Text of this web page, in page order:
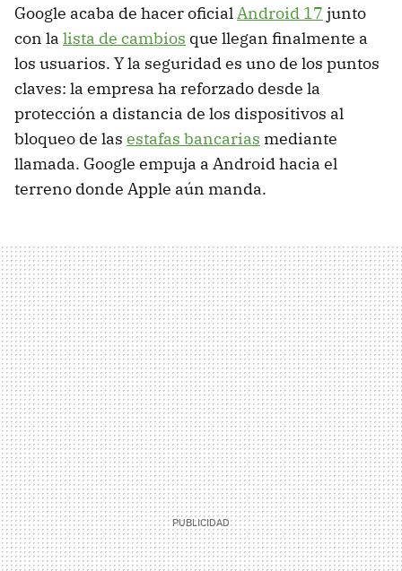
Google acaba de hacer oficialAndroid 17 junto
con la lista de cambios que llegan finalmente a
los usuarios. Y la seguridad es uno de los puntos
claves: la empresa ha reforzado desde la
protección a distancia de los dispositivos al
bloqueo de las estafas bancarias mediante
llamada. Google empuja a Android hacia el
terreno donde Apple aún manda.